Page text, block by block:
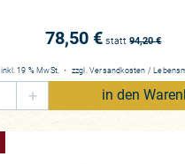
78,50 € statt 94,20€
inkl. 19 % MwSt. ・ zzgl. Versandkosten /
+ in den